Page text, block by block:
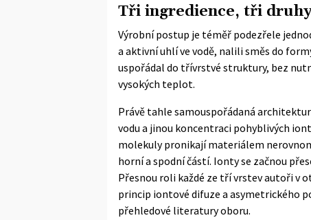
Tři ingredience, tři
Výrobní postup je téměř podezřele
a aktivní uhlí ve vodě, nalili směs do
uspořádal do třívrstvé struktury, bez
vysokých teplot.
Právě tahle samouspořádaná
vodu a jinou koncentraci pohyblivých
molekuly pronikají materiálem
horní a spodní částí. Ionty se začnou
Přesnou roli každé ze tří vrstev autoři v
princip iontové difuze a asymetrického
přehledové literatury oboru.